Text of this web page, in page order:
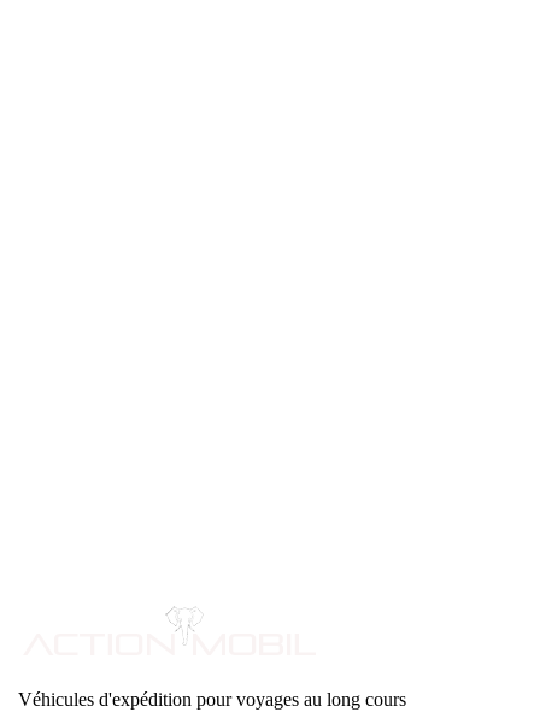
Véhicules d'expédition pour voyages au long cours